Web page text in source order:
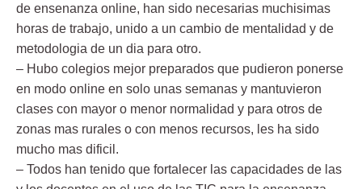
de ensenanza online, han sido necesarias muchisimas
horas de trabajo, unido a un cambio de mentalidad y de
metodologia de un dia para otro.
– Hubo colegios mejor preparados que pudieron ponerse
en modo online en solo unas semanas y mantuvieron
clases con mayor o menor normalidad y para otros de
zonas mas rurales o con menos recursos, les ha sido
mucho mas dificil.
– Todos han tenido que fortalecer las capacidades de las